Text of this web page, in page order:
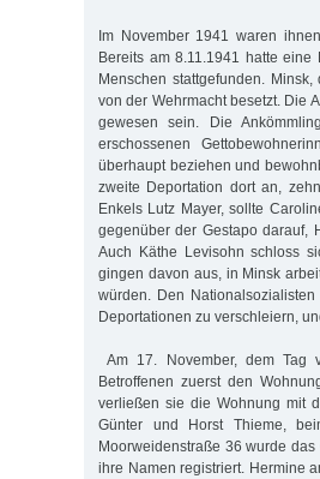
Im November 1941 waren
Bereits am 8.11.1941 hatte
Menschen stattgefunden.
von der Wehrmacht besetzt. Die
gewesen sein. Die
erschossenen
überhaupt beziehen und
zweite Deportation dort an,
Enkels Lutz Mayer, sollte
gegenüber der Gestapo
Auch Käthe Levisohn schloss
gingen davon aus, in Minsk
würden. Den
Deportationen zu verschleiern,
Am 17. November, dem Tag
Betroffenen zuerst den
verließen sie die Wohnung mit
Günter und Horst Thieme,
Moorweidenstraße 36 wurde
ihre Namen registriert. Hermine